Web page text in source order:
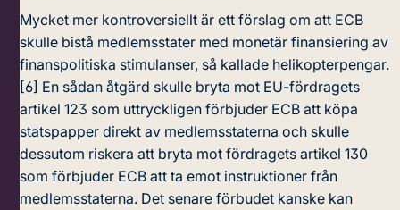
Mycket mer kontroversiellt är ett förslag om att ECB
skulle bistå medlemsstater med monetär finansiering av
finanspolitiska stimulanser, så kallade helikopterpengar.
[6] En sådan åtgärd skulle bryta mot EU-fördragets
artikel 123 som uttryckligen förbjuder ECB att köpa
statspapper direkt av medlemsstaterna och skulle
dessutom riskera att bryta mot fördragets artikel 130
som förbjuder ECB att ta emot instruktioner från
medlemsstaterna. Det senare förbudet kanske kan